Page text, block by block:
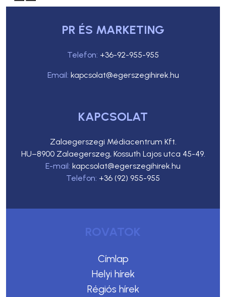
PR ÉS MARKETING
Telefon: +36-92-955-955
Email: kapcsolat@egerszegihirek.hu
KAPCSOLAT
Zalaegerszegi Médiacentrum Kft.
HU–8900 Zalaegerszeg, Kossuth Lajos utca 45-49.
E-mail: kapcsolat@egerszegihirek.hu
Telefon: +36 (92) 955-955
ROVATOK
Címlap
Helyi hírek
Régiós hírek